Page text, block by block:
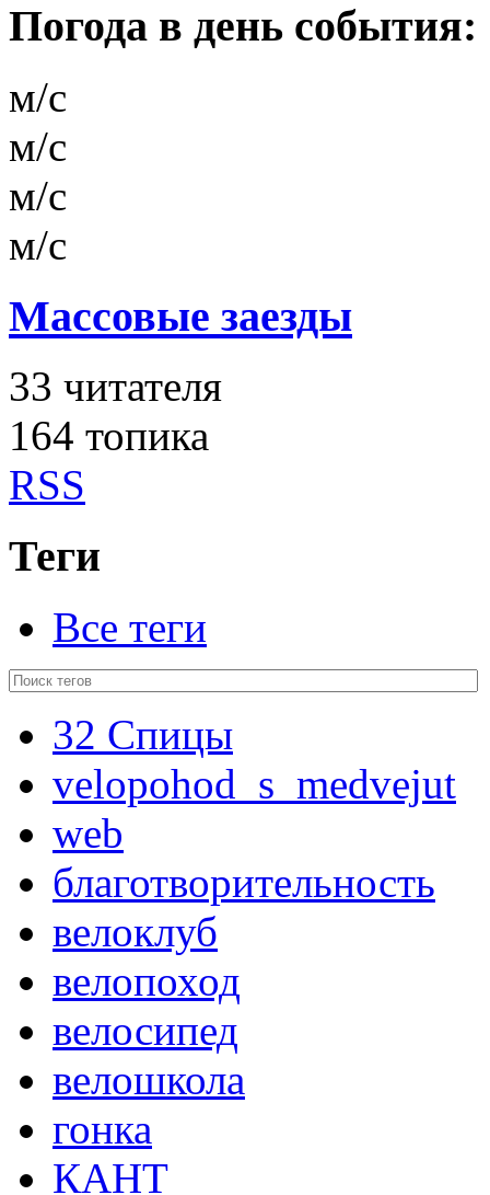
Погода в день события:
м/с
м/с
м/с
м/с
Массовые заезды
33 читателя
164 топика
RSS
Теги
Все теги
32 Спицы
velopohod_s_medvejut
web
благотворительность
велоклуб
велопоход
велосипед
велошкола
гонка
КАНТ